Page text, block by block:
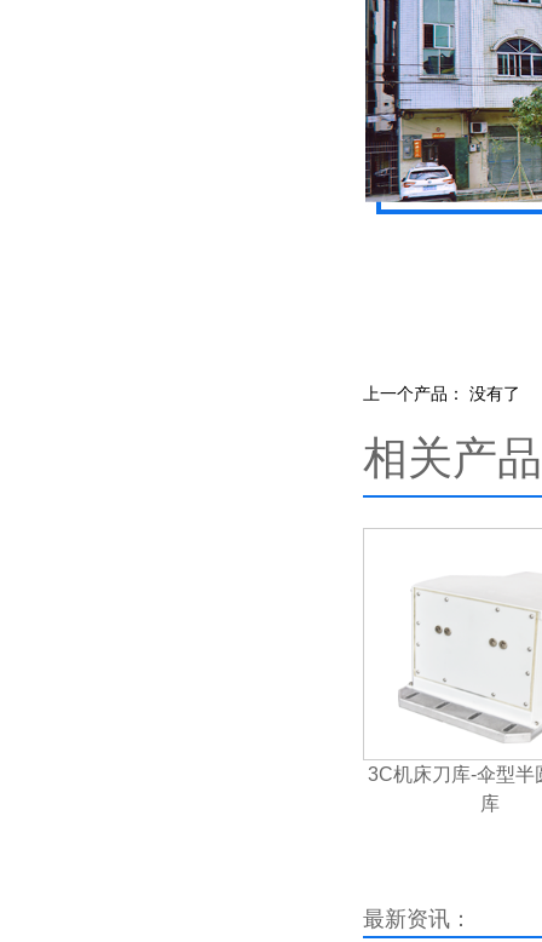
上一个产品： 没有了
相关产
3C机床刀库-伞型半
库
最新资讯：